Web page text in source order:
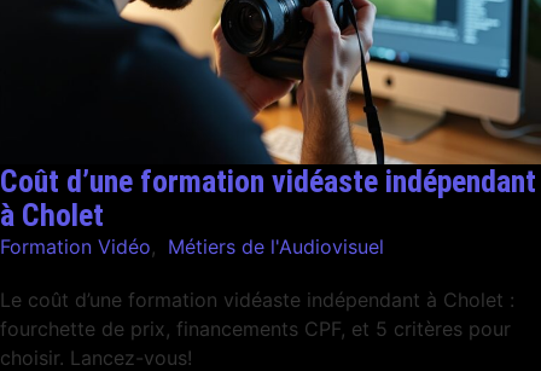
Coût d’une formation vidéaste indépendant
à Cholet
Formation Vidéo, Métiers de l'Audiovisuel
Le coût d’une formation vidéaste indépendant à Cholet :
fourchette de prix, financements CPF, et 5 critères pour
choisir. Lancez-vous!